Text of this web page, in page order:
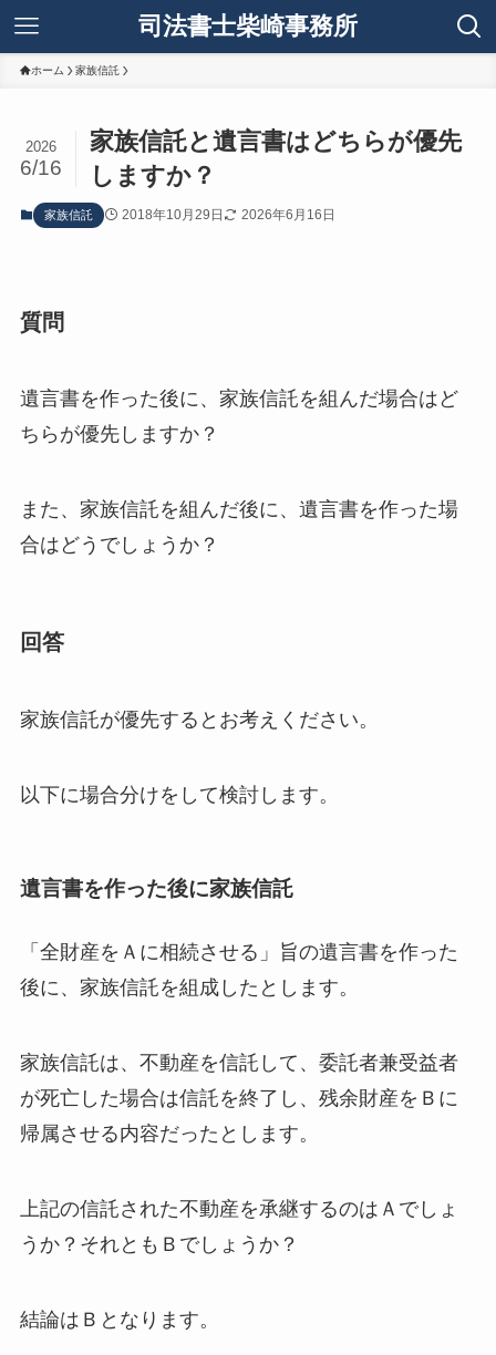
司法書士柴崎事務所
ホーム 家族信託
家族信託と遺言書はどちらが優先
しますか？
2026
6/16
家族信託 2018年10月29日 2026年6月16日
質問
遺言書を作った後に、家族信託を組んだ場合はど
ちらが優先しますか？
また、家族信託を組んだ後に、遺言書を作った場
合はどうでしょうか？
回答
家族信託が優先するとお考えください。
以下に場合分けをして検討します。
遺言書を作った後に家族信託
「全財産をＡに相続させる」旨の遺言書を作った
後に、家族信託を組成したとします。
家族信託は、不動産を信託して、委託者兼受益者
が死亡した場合は信託を終了し、残余財産をＢに
帰属させる内容だったとします。
上記の信託された不動産を承継するのはＡでしょ
うか？それともＢでしょうか？
結論はＢとなります。